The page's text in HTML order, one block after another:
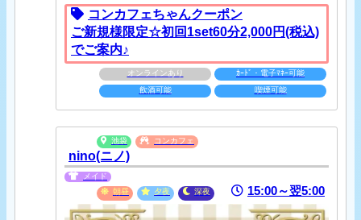
コンカフェちゃんクーポン
ご新規様限定☆初回1set60分2,000円(税込)
でご案内♪
オンラインあり
ｶｰﾄﾞ・電子ﾏﾈｰ可能
飲酒可能
喫煙可能
池袋 コンカフェ
nino(ニノ)
メイド
朝昼
夕夜 深夜 15:00～翌5:00